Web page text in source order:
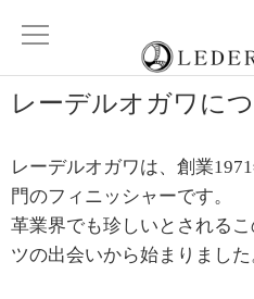
製品紹介
PRODUCT
レーデルオガワに
レーデルオガワは、創業
門のフィニッシャーです。
革業界でも珍しいとされる
ツの出会いから始まりました